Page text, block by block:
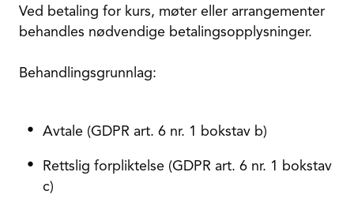
Ved betaling for kurs, møter eller arrangementer
behandles nødvendige betalingsopplysninger.
Behandlingsgrunnlag:
Avtale (GDPR art. 6 nr. 1 bokstav b)
Rettslig forpliktelse (GDPR art. 6 nr. 1 bokstav
c)